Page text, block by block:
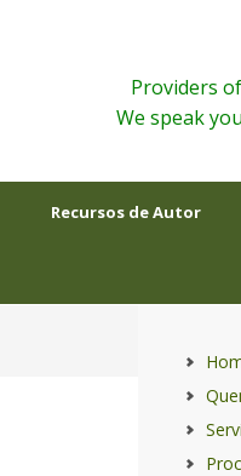
Providers
We speak
Recursos de Autor